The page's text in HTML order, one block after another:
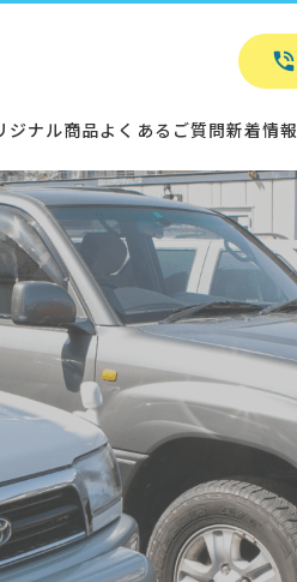
ジナル商品よくあるご質問新着情報